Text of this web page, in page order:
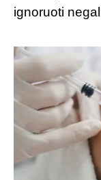
ignoruoti